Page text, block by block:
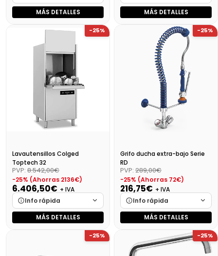
Marca
Cargando…
Cargando…
Disponibilidad
Cargando…
Precio final (+21%)
MÁS DETALLES
Marca
Cargando…
Cargando…
Disponibilidad
Cargando…
Precio final (+21%)
125,84 €
MÁS DETALLES
-25%
Lavautensillos Colged
Toptech 32
PVP: 8.542,00€
-25% (Ahorras 2136€)
6.406,50€ + IVA
Info rápida
Marca
Cargando…
Cargando…
MÁS DETALLES
-25%
Grifo ducha extra-bajo Serie
RD
PVP: 289,00€
-25% (Ahorras 72€)
216,75€ + IVA
Info rápida
Marca
Cargando…
Cargando…
Disponibilidad
Cargando…
MÁS DETALLES
-25% -25%